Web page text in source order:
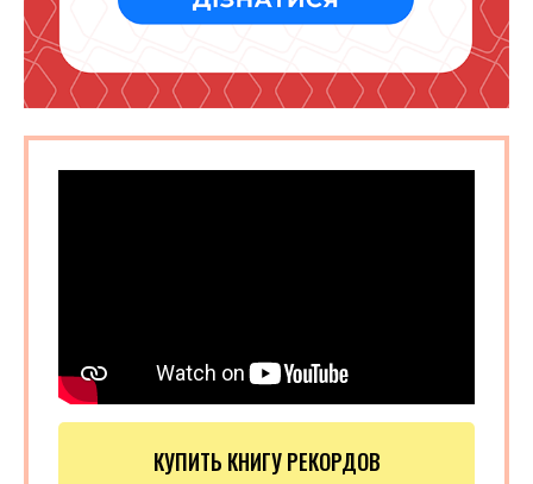
КУПИТЬ КНИГУ РЕКОРДОВ